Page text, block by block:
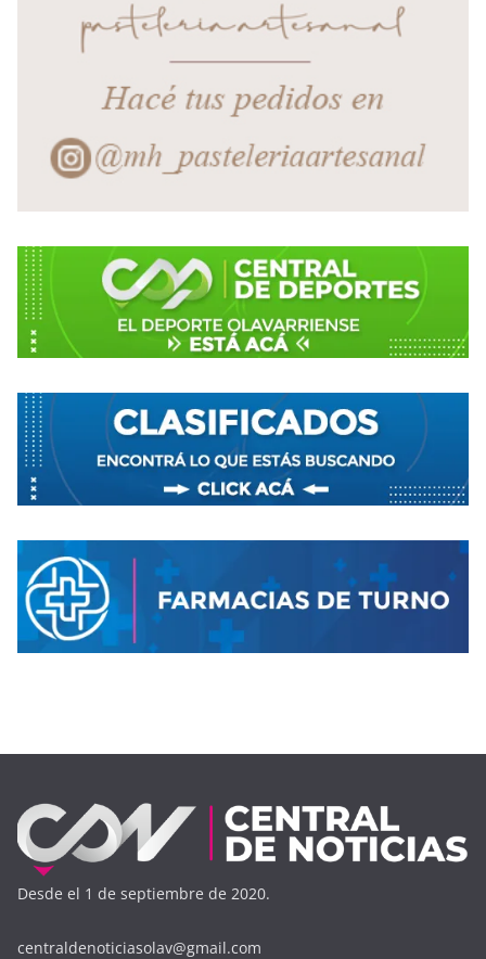
Desde el 1 de septiembre de 2020.
centraldenoticiasolav@gmail.com